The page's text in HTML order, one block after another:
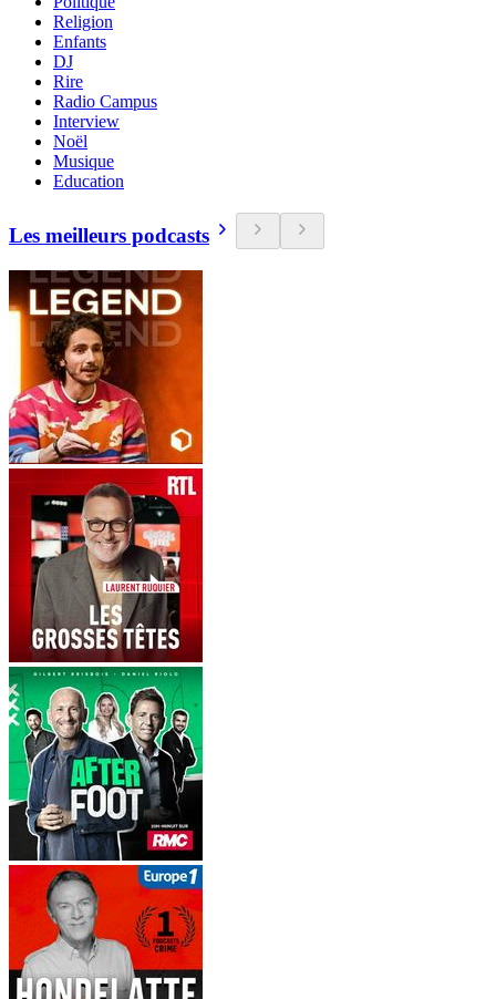
Religion
Enfants
DJ
Rire
Radio Campus
Interview
Noël
Musique
Education
Les meilleurs podcasts